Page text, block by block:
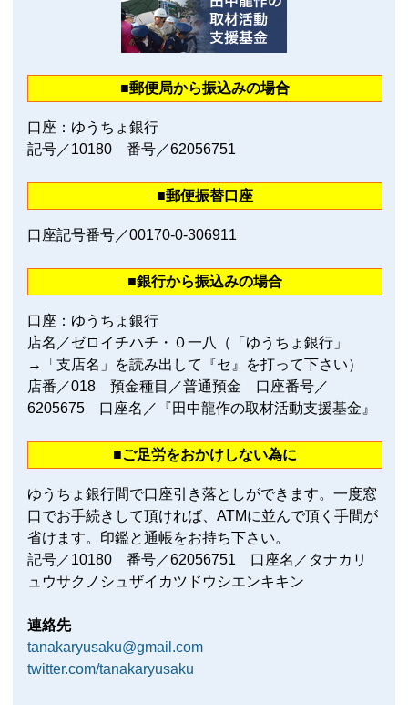
■郵便局から振込みの場合
口座：ゆうちょ銀行
記号／10180 番号／62056751
■郵便振替口座
口座記号番号／00170‐0‐306911
■銀行から振込みの場合
口座：ゆうちょ銀行
店名／ゼロイチハチ・０一八（「ゆうちょ銀行」
→「支店名」を読み出して『セ』を打って下さい）
店番／018 預金種目／普通預金 口座番号／
6205675 口座名／『田中龍作の取材活動支援基金』
■ご足労をおかけしない為に
ゆうちょ銀行間で口座引き落としができます。一度窓
口でお手続きして頂ければ、ATMに並んで頂く手間が
省けます。印鑑と通帳をお持ち下さい。
記号／10180 番号／62056751 口座名／タナカリ
ュウサクノシュザイカツドウシエンキキン
連絡先
tanakaryusaku@gmail.com
twitter.com/tanakaryusaku